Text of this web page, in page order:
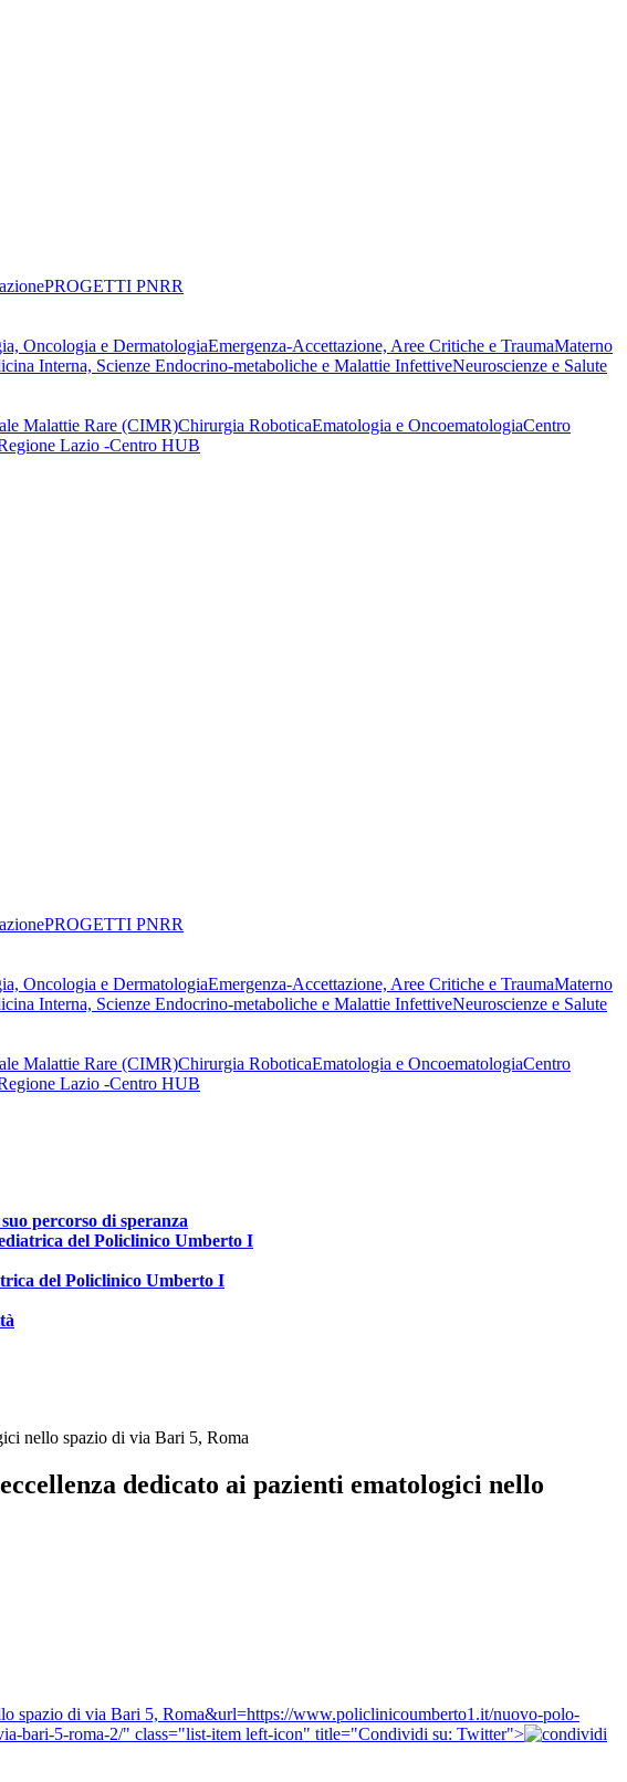
PROGETTI PNRR
Oncologia e DermatologiaEmergenza-Accettazione, Aree Critiche e TraumaMaterno
Interna, Scienze Endocrino-metaboliche e Malattie InfettiveNeuroscienze e Salute
Malattie Rare (CIMR)Chirurgia RoboticaEmatologia e OncoematologiaCentro
Lazio -Centro HUB
PROGETTI PNRR
Oncologia e DermatologiaEmergenza-Accettazione, Aree Critiche e TraumaMaterno
Interna, Scienze Endocrino-metaboliche e Malattie InfettiveNeuroscienze e Salute
Malattie Rare (CIMR)Chirurgia RoboticaEmatologia e OncoematologiaCentro
Lazio -Centro HUB
percorso di speranza
del Policlinico Umberto I
del Policlinico Umberto I
nello spazio di via Bari 5, Roma
dedicato ai pazienti ematologici nello
spazio di via Bari 5, Roma&url=https://www.policlinicoumberto1.it/nuovo-polo-
bari-5-roma-2/" class="list-item left-icon" title="Condividi su: Twitter">